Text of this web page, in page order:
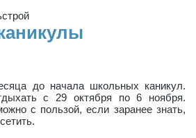
до начала школьных каникул.
с 29 октября по 6 ноября.
с пользой, если заранее знать,